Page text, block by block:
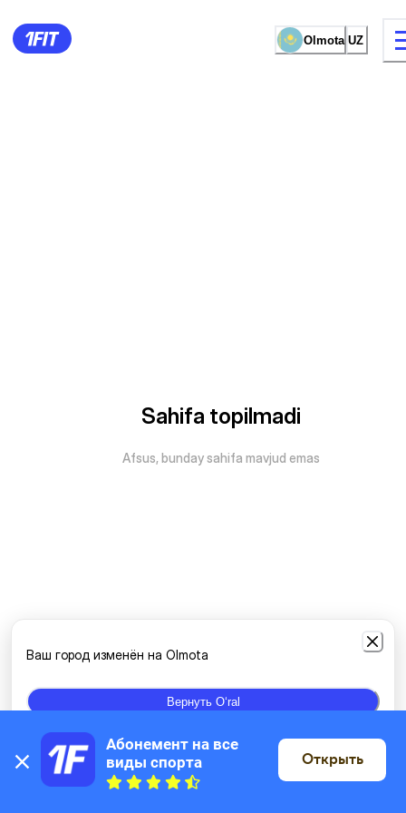
Olmota UZ
Sahifa topilmadi
Afsus, bunday sahifa mavjud emas
Xaritada
Ваш город изменён на Olmota
Вернуть Oʻral
Абонемент на все
виды спорта
Открыть